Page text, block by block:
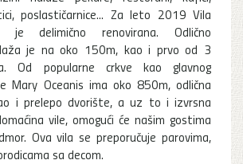
poslastičarnice... Za leto 2019 Vila
je delimično renovirana. Odlično
je na oko 150m, kao i prvo od 3
Od popularne crkve kao glavnog
Mary Oceanis ima oko 850m, odlična
i prelepo dvorište, a uz to i izvrsna
vile, omogući će našim gostima
Ova vila se preporučuje parovima,
sa decom.